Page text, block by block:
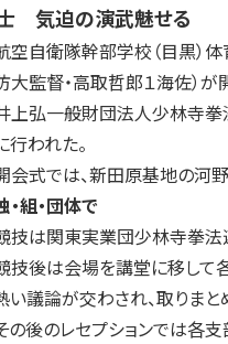
気迫の演武魅せる
空自衛隊幹部学校（目黒）体
大監督・高取哲郎１海佐）が
上弘一般財団法人少林寺拳
行われた。
会式では、新田原基地の河
・組・団体で
技は関東実業団少林寺拳法
技後は会場を講堂に移して
い議論が交わされ、取りま
の後のレセプションでは各